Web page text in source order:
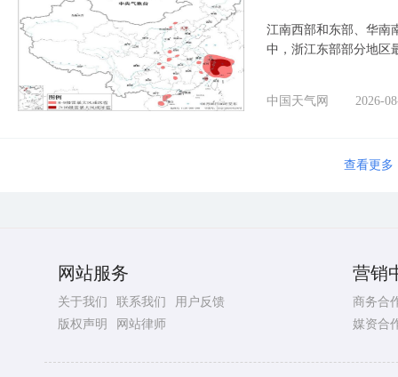
江南西部和东部、华南
中，浙江东部部分地区
中国天气网 2026-
查看更多
网站服务
关于我们 联系我们
用户反馈
版权声明
网站律师
营销
商务合
媒资合